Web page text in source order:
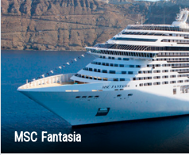
MSC Fantasia